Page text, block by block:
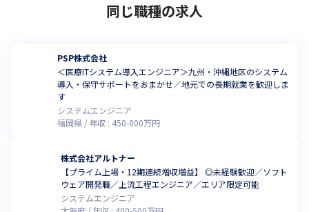
同じ職種の求人
PSP株式会社
＜医療ITシステム導入エンジニア＞九州・沖縄地区のシステム
導入・保守サポートをおまかせ／地元での長期就業を歓迎しま
す
システムエンジニア
福岡県
年収 : 450-800万円
株式会社アルトナー
【プライム上場・12期連続増収増益】 ◎未経験歓迎／ソフト
ウェア開発職／上流工程エンジニア／エリア限定可能
システムエンジニア